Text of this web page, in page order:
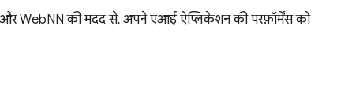
WebNN की मदद से, अपने एआई ऐप्लिकेशन की परफ़ॉर्मेंस को